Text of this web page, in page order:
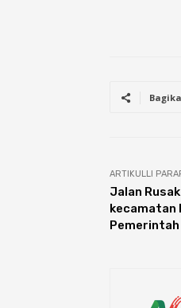
ARTIKULLI
Jalan
kecamatan
Pemerintah